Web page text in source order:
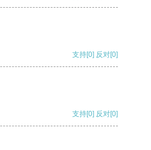
支持[0] 反对[0]
支持[0] 反对[0]